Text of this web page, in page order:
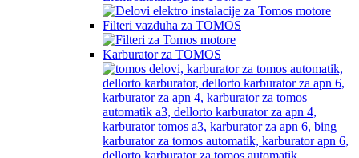
Filteri vazduha za TOMOS
Karburator za TOMOS